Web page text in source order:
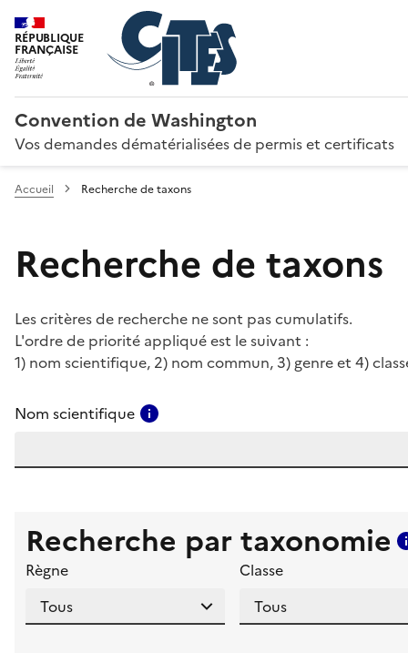
RÉPUBLIQUE
FRANÇAISE
Convention de Washington
Vos demandes dématérialisées de permis et certificats
Accueil Recherche de taxons
Recherche de taxons
Les critères de recherche ne sont pas cumulatifs.
L'ordre de priorité appliqué est le suivant :
1) nom scientifique, 2) nom commun, 3) genre et 4)
Nom scientifique
Recherche par taxonomie
Règne Classe